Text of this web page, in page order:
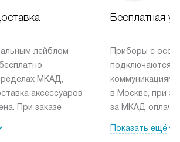
лейблом
МКАД,
аксессуаров
При заказе
Бесплатная
Приборы с
подключаются к
коммуникациям
в Москве, при
за МКАД
партнера
Показать ещё